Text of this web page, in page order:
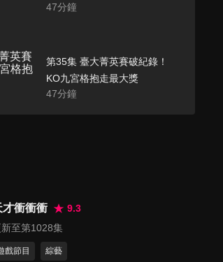
47分鐘
第35集 臺大菁英賽破紀錄！
KO九宮格抱走最大獎
47分鐘
第37集 演員與新聞人的機智賽
47 分鐘
才衝衝衝
9.3
至第1028集
戲節目 綜藝